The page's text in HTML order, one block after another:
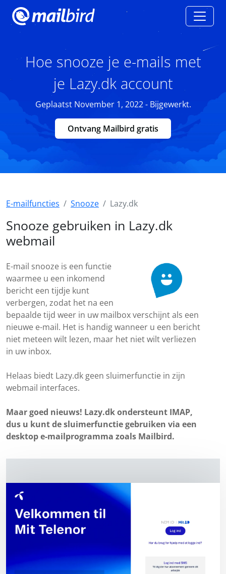
Hoe snooze je e-mails met
je Lazy.dk account
Geplaatst November 1, 2022 - Bijgewerkt.
Ontvang Mailbird gratis
E-mailfuncties Snooze Lazy.dk
Snooze gebruiken in Lazy.dk
webmail
E-mail snooze is een functie
waarmee u een inkomend
bericht een tijdje kunt
verbergen, zodat het na een
bepaalde tijd weer in uw mailbox verschijnt als een
nieuwe e-mail. Het is handig wanneer u een bericht
niet meteen wilt lezen, maar het niet wilt verliezen
in uw inbox.
Helaas biedt Lazy.dk geen sluimerfunctie in zijn
webmail interfaces.
Maar goed nieuws! Lazy.dk ondersteunt IMAP,
dus u kunt de sluimerfunctie gebruiken via een
desktop e-mailprogramma zoals Mailbird.